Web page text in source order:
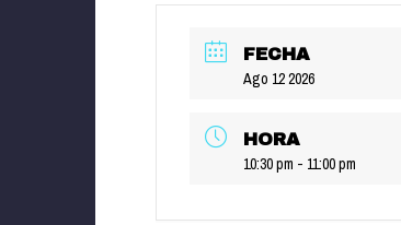
FECHA
Ago 12 2026
HORA
10:30 pm - 11:00 pm